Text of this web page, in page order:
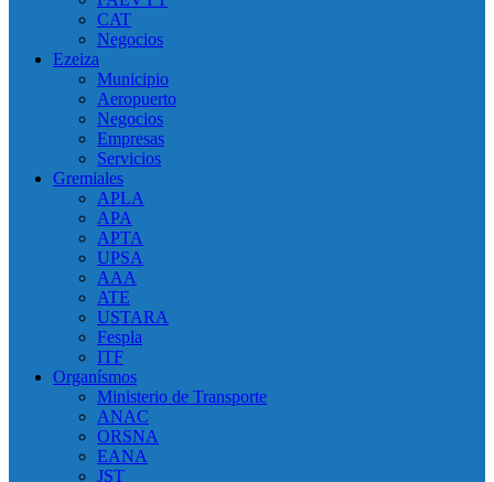
CAT
Negocios
Ezeiza
Municipio
Aeropuerto
Negocios
Empresas
Servicios
Gremiales
APLA
APA
APTA
UPSA
AAA
ATE
USTARA
Fespla
ITF
Organísmos
Ministerio de Transporte
ANAC
ORSNA
EANA
JST